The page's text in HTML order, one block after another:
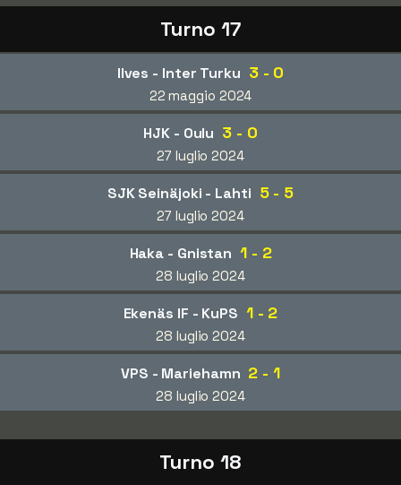
Turno 17
Ilves - Inter Turku 3 - 0
22 maggio 2024
HJK - Oulu 3 - 0
27 luglio 2024
SJK Seinäjoki - Lahti 5 - 5
27 luglio 2024
Haka - Gnistan 1 - 2
28 luglio 2024
Ekenäs IF - KuPS 1 - 2
28 luglio 2024
VPS - Mariehamn 2 - 1
28 luglio 2024
Turno 18